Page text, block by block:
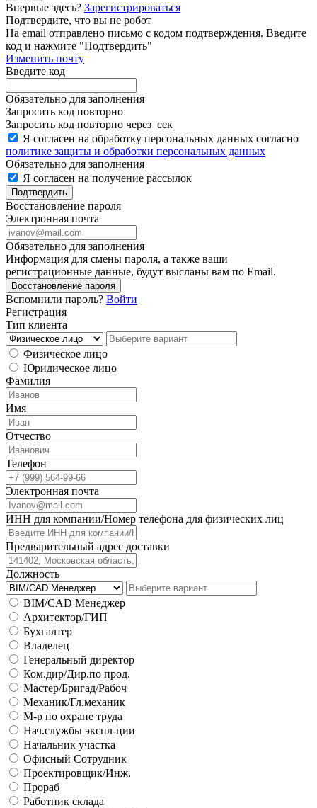
Впервые здесь? Зарегистрироваться
Подтвердите, что вы не робот
Ha email отправлено письмо с кодом подтверждения. Введите
код и нажмите "Подтвердить"
Изменить почту
Введите код
Обязательно для заполнения
Запросить код повторно
Запросить код повторно через сек
Я согласен на обработку персональных данных согласно
политике защиты и обработки персональных данных
Обязательно для заполнения
Я согласен на получение рассылок
Подтвердить
Восстановление пароля
Электронная почта
Обязательно для заполнения
Информация для смены пароля, а также ваши
регистрационные данные, будут высланы вам по Email.
Восстановление пароля
Вспомнили пароль? Войти
Регистрация
Тип клиента
Физическое лицо
Юридическое лицо
Фамилия
Имя
Отчество
Телефон
Электронная почта
ИНН для компании/Номер телефона для физических лиц
Предварительный адрес доставки
Должность
BIM/CAD Менеджер
Архитектор/ГИП
Бухгалтер
Владелец
Генеральный директор
Ком.дир/Дир.по прод.
Мастер/Бригад/Рабоч
Механик/Гл.механик
М-р по охране труда
Нач.службы экспл-ции
Начальник участка
Офисный Сотрудник
Проектировщик/Инж.
Прораб
Работник склада